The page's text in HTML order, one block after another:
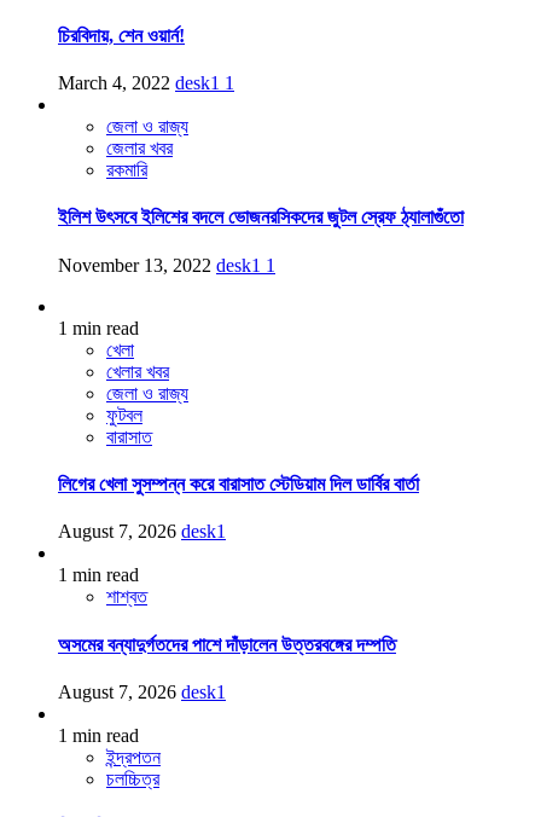
চিরবিদায়, শেন ওয়ার্ন!
March 4, 2022 desk1 1
জেলা ও রাজ্য
জেলার খবর
রকমারি
ইলিশ উৎসবে ইলিশের বদলে ভোজনরসিকদের জুটল স্রেফ ঠ্যালাগুঁতো
November 13, 2022 desk1 1
1 min read
খেলা
খেলার খবর
জেলা ও রাজ্য
ফুটবল
বারাসাত
লিগের খেলা সুসম্পন্ন করে বারাসাত স্টেডিয়াম দিল ডার্বির বার্তা
August 7, 2026 desk1
1 min read
শাশ্বত
অসমের বন্যাদুর্গতদের পাশে দাঁড়ালেন উত্তরবঙ্গের দম্পতি
August 7, 2026 desk1
1 min read
ইন্দ্রপতন
চলচ্চিত্র